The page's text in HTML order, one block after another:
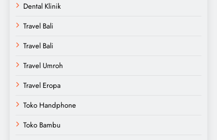
Dental Klinik
Travel Bali
Travel Bali
Travel Umroh
Travel Eropa
Toko Handphone
Toko Bambu